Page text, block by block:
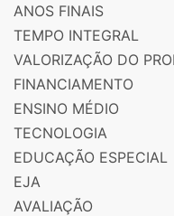
ANOS FINAIS
TEMPO INTEGRAL
VALORIZAÇÃO DO
FINANCIAMENTO
ENSINO MÉDIO
TECNOLOGIA
EDUCAÇÃO ESPECIAL
EJA
AVALIAÇÃO